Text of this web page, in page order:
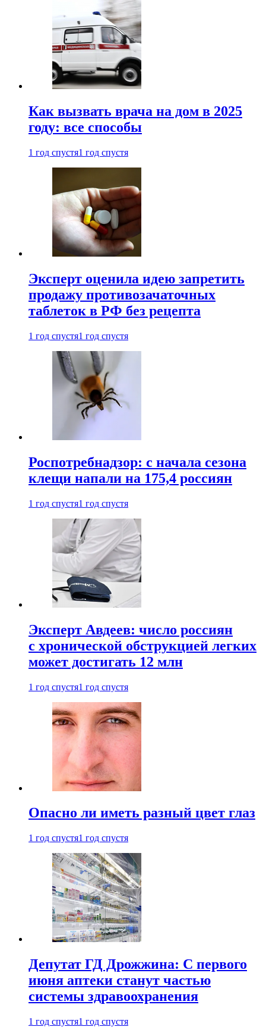
Как вызвать врача на дом в 2025
году: все способы
1 год спустя1 год спустя
Эксперт оценила идею запретить
продажу противозачаточных
таблеток в РФ без рецепта
1 год спустя1 год спустя
Роспотребнадзор: с начала сезона
клещи напали на 175,4 россиян
1 год спустя1 год спустя
Эксперт Авдеев: число россиян
с хронической обструкцией легких
может достигать 12 млн
1 год спустя1 год спустя
Опасно ли иметь разный цвет глаз
1 год спустя1 год спустя
Депутат ГД Дрожжина: С первого
июня аптеки станут частью
системы здравоохранения
1 год спустя1 год спустя